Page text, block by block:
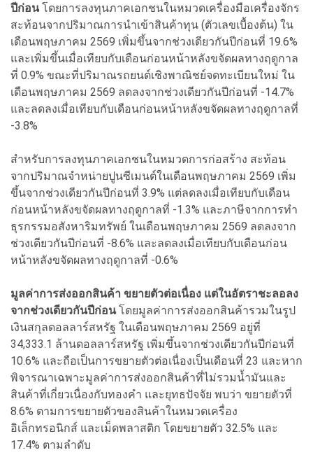
ปีก่อนโดยการลงทุนภาคเอกชนในหมวดเครื่องมือเครื่องจักร
สะท้อนจากปริมาณการนำเข้าสินค้าทุน (ตัวเลขเบื้องต้น) ใน
เดือนพฤษภาคม 2569 เพิ่มขึ้นจากช่วงเดียวกันปีก่อนที่ 19.6%
และเพิ่มขึ้นเมื่อเทียบกับเดือนก่อนหน้าหลังขจัดผลทางฤดูกาล
ที่ 0.9% ขณะที่ปริมาณรถยนต์เชิงพาณิชย์จดทะเบียนใหม่ ใน
เดือนพฤษภาคม 2569 ลดลงจากช่วงเดียวกันปีก่อนที่ -14.7%
และลดลงเมื่อเทียบกับเดือนก่อนหน้าหลังขจัดผลทางฤดูกาลที่
-3.8%
สำหรับการลงทุนภาคเอกชนในหมวดการก่อสร้าง สะท้อน
จากปริมาณจำหน่ายปูนซีเมนต์ในเดือนพฤษภาคม 2569 เพิ่ม
ขึ้นจากช่วงเดียวกันปีก่อนที่ 3.9% แต่ลดลงเมื่อเทียบกับเดือน
ก่อนหน้าหลังขจัดผลทางฤดูกาลที่ -1.3% และภาษีจากการทำ
ธุรกรรมอสังหาริมทรัพย์ ในเดือนพฤษภาคม 2569 ลดลงจาก
ช่วงเดียวกันปีก่อนที่ -8.6% และลดลงเมื่อเทียบกับเดือนก่อน
หน้าหลังขจัดผลทางฤดูกาลที่ -0.6%
มูลค่าการส่งออกสินค้า ขยายตัวต่อเนื่อง แต่ในอัตราชะลอลง
จากช่วงเดียวกันปีก่อนโดยมูลค่าการส่งออกสินค้ารวมในรูป
เงินสกุลดอลลาร์สหรัฐ ในเดือนพฤษภาคม 2569 อยู่ที่
34,333.1 ล้านดอลลาร์สหรัฐ เพิ่มขึ้นจากช่วงเดียวกันปีก่อนที่
10.6% และถือเป็นการขยายตัวต่อเนื่องเป็นเดือนที่ 23 และหาก
พิจารณาเฉพาะมูลค่าการส่งออกสินค้าที่ไม่รวมน้ำมันและ
สินค้าที่เกี่ยวเนื่องกับทองคำ และยุทธปัจจัย พบว่า ขยายตัวที่
8.6% ตามการขยายตัวของสินค้าในหมวดเครื่อง
อิเล็กทรอนิกส์ และเม็ดพลาสติก โดยขยายตัว 32.5% และ
17.4% ตามลำดับ